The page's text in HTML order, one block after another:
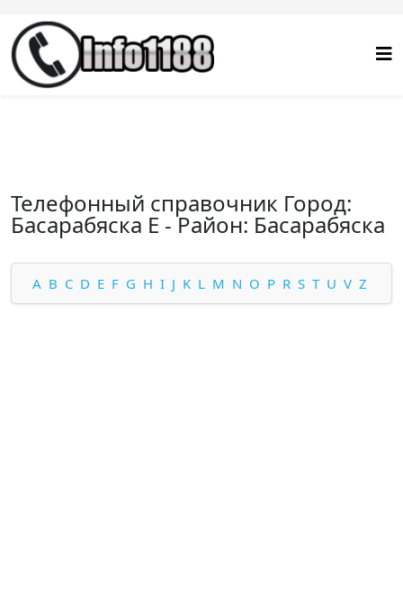
Телефонный справочник Город:
Басарабяска E - Район: Басарабяска
A B C D E F G H I J K L M N O P R S T U V Z